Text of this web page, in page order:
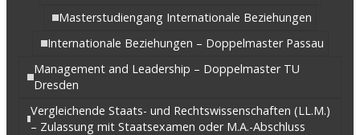
Masterstudiengang Internationale Beziehungen
Internationale Beziehungen – Doppelmaster Passau
Management and Leadership – Doppelmaster TU
Dresden
Vergleichende Staats- und Rechtswissenschaften (LL.M.)
– Zulassung mit Staatsexamen oder M.A.-Abschluss